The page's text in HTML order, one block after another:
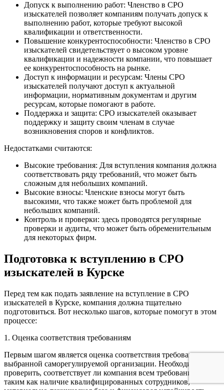
Допуск к выполнению работ: Членство в СРО
изыскателей позволяет компаниям получать допуск к
выполнению работ, которые требуют высокой
квалификации и ответственности.
Повышение конкурентоспособности: Членство в СРО
изыскателей свидетельствует о высоком уровне
квалификации и надежности компании, что повышает
ее конкурентоспособность на рынке.
Доступ к информации и ресурсам: Члены СРО
изыскателей получают доступ к актуальной
информации, нормативным документам и другим
ресурсам, которые помогают в работе.
Поддержка и защита: СРО изыскателей оказывает
поддержку и защиту своим членам в случае
возникновения споров и конфликтов.
Недостатками считаются:
Высокие требования: Для вступления компания должна
соответствовать ряду требований, что может быть
сложным для небольших компаний.
Высокие взносы: Членские взносы могут быть
высокими, что также может быть проблемой для
небольших компаний.
Контроль и проверки: здесь проводятся регулярные
проверки и аудиты, что может быть обременительным
для некоторых фирм.
Подготовка к вступлению в СРО
изыскателей в Курске
Перед тем как подать заявление на вступление в СРО
изыскателей в Курске, компания должна тщательно
подготовиться. Вот несколько шагов, которые помогут в этом
процессе:
1. Оценка соответствия требованиям
Первым шагом является оценка соответствия требованиям
выбранной саморегулируемой организации. Необходимо
проверить, соответствует ли компания всем требованиям,
таким как наличие квалифицированных сотрудников,